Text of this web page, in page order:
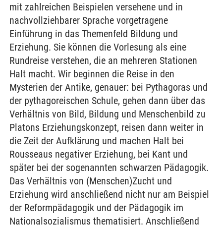
mit zahlreichen Beispielen versehene und in
nachvollziehbarer Sprache vorgetragene
Einführung in das Themenfeld Bildung und
Erziehung. Sie können die Vorlesung als eine
Rundreise verstehen, die an mehreren Stationen
Halt macht. Wir beginnen die Reise in den
Mysterien der Antike, genauer: bei Pythagoras und
der pythagoreischen Schule, gehen dann über das
Verhältnis von Bild, Bildung und Menschenbild zu
Platons Erziehungskonzept, reisen dann weiter in
die Zeit der Aufklärung und machen Halt bei
Rousseaus negativer Erziehung, bei Kant und
später bei der sogenannten schwarzen Pädagogik.
Das Verhältnis von (Menschen)Zucht und
Erziehung wird anschließend nicht nur am Beispiel
der Reformpädagogik und der Pädagogik im
Nationalsozialismus thematisiert. Anschließend